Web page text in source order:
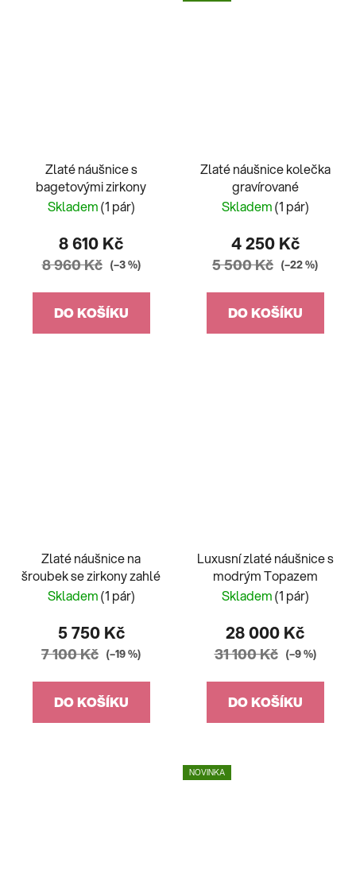
Zlaté náušnice s
bagetovými zirkony
Skladem(1 pár)
8 610 Kč
8 960 Kč (–3 %)
DO KOŠÍKU
Zlaté náušnice kolečka
gravírované
Skladem(1 pár)
4 250 Kč
5 500 Kč (–22 %)
DO KOŠÍKU
Zlaté náušnice na
šroubek se zirkony zahlé
Skladem(1 pár)
5 750 Kč
7 100 Kč (–19 %)
DO KOŠÍKU
Luxusní zlaté náušnice s
modrým Topazem
Skladem(1 pár)
28 000 Kč
31 100 Kč (–9 %)
DO KOŠÍKU
NOVINKA